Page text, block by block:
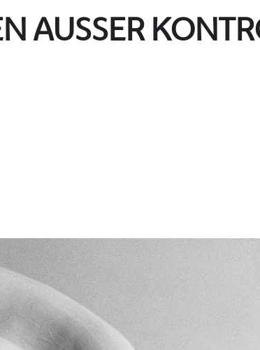
AUSSER